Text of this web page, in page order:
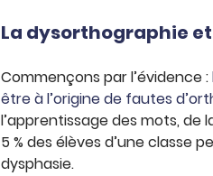
La dysorthographie
Commençons par l’évidence :
être à l’origine de fautes
l’apprentissage des mots, de
5 % des élèves d’une classe
dysphasie.